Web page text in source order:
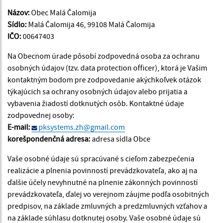
Názov:Obec Malá Čalomija
Sídlo: Malá Čalomija 46, 99108 Malá Čalomija
IČO:00647403
Na Obecnom úrade pôsobí zodpovedná osoba za ochranu
osobných údajov (tzv. data protection officer), ktorá je Vašim
kontaktným bodom pre zodpovedanie akýchkoľvek otázok
týkajúcich sa ochrany osobných údajov alebo prijatia a
vybavenia žiadostí dotknutých osôb. Kontaktné údaje
zodpovednej osoby:
E-mail:
pksystems.zh@gmail.com
korešpondenčná adresa: adresa sídla Obce
Vaše osobné údaje sú spracúvané s cieľom zabezpečenia
realizácie a plnenia povinností prevádzkovateľa, ako aj na
ďalšie účely nevyhnutné na plnenie zákonných povinností
prevádzkovateľa, ďalej vo verejnom záujme podľa osobitných
predpisov, na základe zmluvných a predzmluvných vzťahov a
na základe súhlasu dotknutej osoby. Vaše osobné údaje sú